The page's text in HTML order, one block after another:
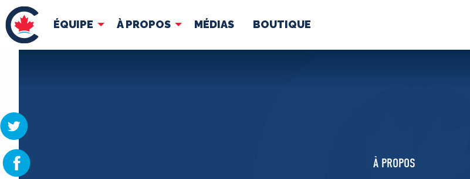
ÉQUIPE À PROPOS MÉDIAS BOUTIQUE
ÉQUIPE À PROPOS MÉDIAS
À PROPOS